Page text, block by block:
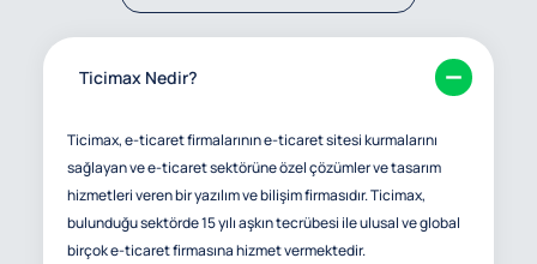
Ticimax Nedir?
Ticimax, e-ticaret firmalarının e-ticaret sitesi kurmalarını
sağlayan ve e-ticaret sektörüne özel çözümler ve tasarım
hizmetleri veren bir yazılım ve bilişim firmasıdır. Ticimax,
bulunduğu sektörde 15 yılı aşkın tecrübesi ile ulusal ve global
birçok e-ticaret firmasına hizmet vermektedir.